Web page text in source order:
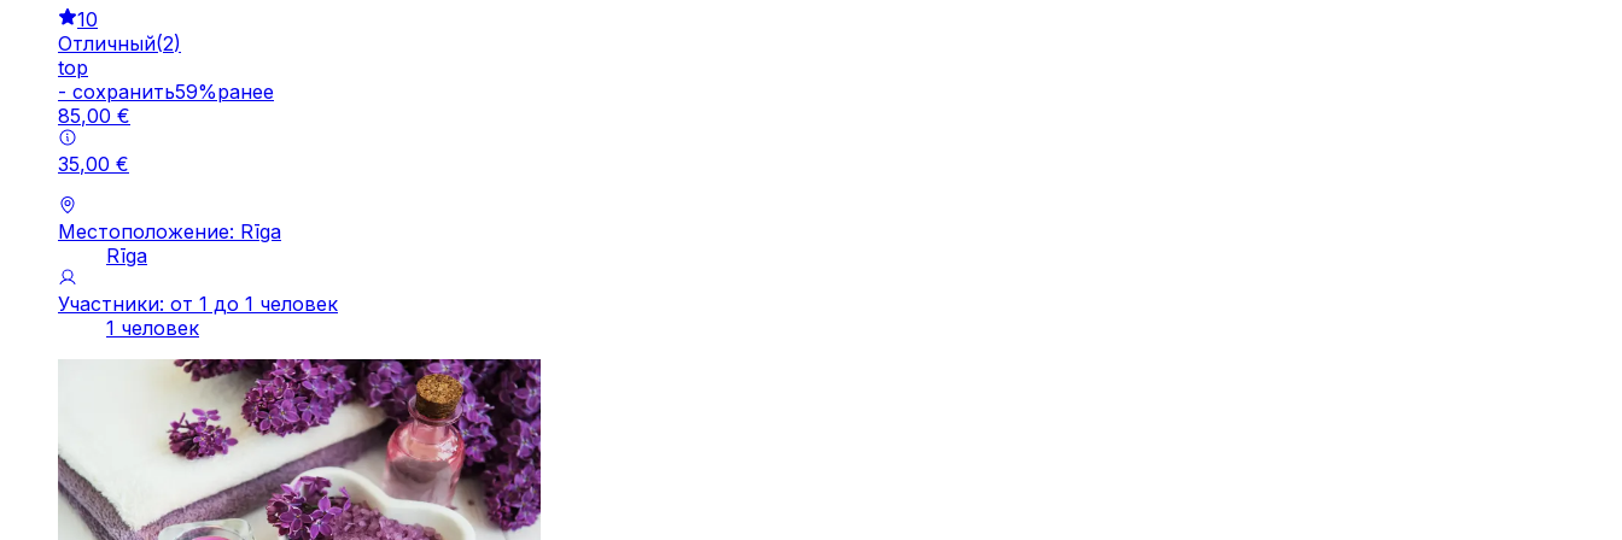
10
Отличный(2)
top
- cохранить59%ранее
85,00 €
35,00 €
Местоположение: Rīga
Rīga
Участники: от 1 до 1 человек
1 человек